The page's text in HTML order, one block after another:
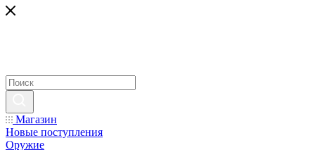
Магазин
Новые поступления
Оружие